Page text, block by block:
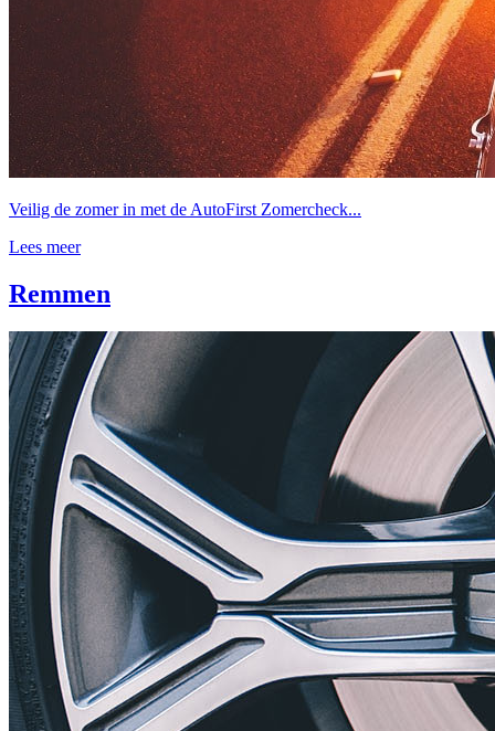
Veilig de zomer in met de AutoFirst Zomercheck...
Lees meer
Remmen